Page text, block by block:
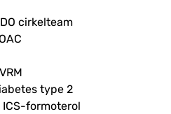
cirkelteam
type 2
formoterol